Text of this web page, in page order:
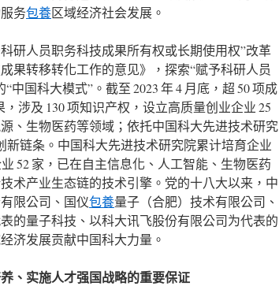
务包養区域经济社会发展。
研人员职务科技成果所有权或长期使用权”改革
果转移转化工作的意见》，探索“赋予科研人员
国科大模式”。截至 2023 年 4 月底，超 50 项成
涉及 130 项知识产权，设立高质量创业企业 25
、生物医药等领域；依托中国科大先进技术研究
新链条。中国科大先进技术研究院累计培育企业
52 家，已在自主信息化、人工智能、生物医药
术产业生态链的技术引擎。党的十八大以来，中
限公司、国仪包養量子（合肥）技术有限公司、
的量子科技、以科大讯飞股份有限公司为代表的
济发展贡献中国科大力量。
、实施人才强国战略的重要保证